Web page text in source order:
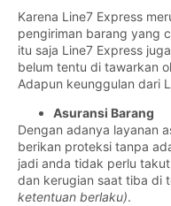
Karena Line7 Express
pengiriman barang yang
itu saja Line7 Express
belum tentu di tawarkan
Adapun keunggulan dari
Asuransi Barang
Dengan adanya layanan
berikan proteksi tanpa
jadi anda tidak perlu
dan kerugian saat tiba di
ketentuan berlaku).